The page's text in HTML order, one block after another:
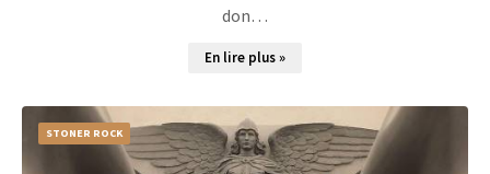
don…
En lire plus »
STONER ROCK